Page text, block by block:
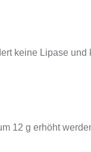
keine Lipase und
12 g erhöht